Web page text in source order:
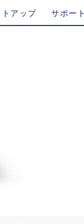
トアップ サポート